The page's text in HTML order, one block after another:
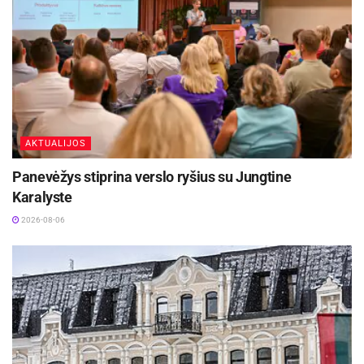
paskui – kaina, o pagal ją – variklio galingumas
ir komforto įranga. Kadaise tokie prabangos
atributai, kaip oro kondicionierius ar elektra
valdomi langai, iš tiesų keisdavo vairavimo
patirtį.
AKTUALIJOS
Panevėžys stiprina verslo ryšius su Jungtine
Karalyste
2026-08-06